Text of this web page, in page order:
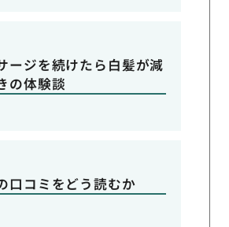
ージを続けたら白髪が減
の体験談
口コミをどう読むか